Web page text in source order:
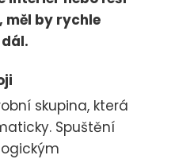
měl by rychle
skupina, která
Spuštění